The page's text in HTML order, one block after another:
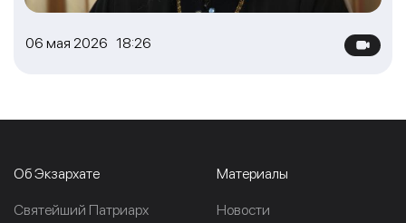
06 мая 2026 18:26
Об Экзархате
Cвятейший Патриарх
Материалы
Новости